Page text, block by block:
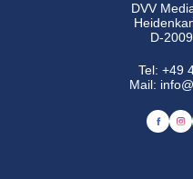
DVV
D-
Tel:+49
Mail: